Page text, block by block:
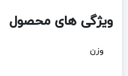
ویژگی های محصول
وزن